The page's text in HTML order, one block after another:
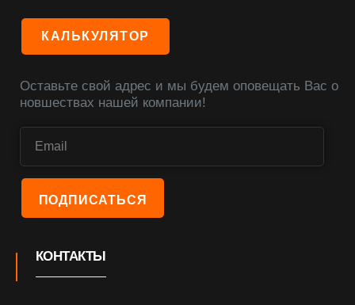
КАЛЬКУЛЯТОР
Оставьте свой адрес и мы будем оповещать Вас о
новшествах нашей компании!
КОНТАКТЫ